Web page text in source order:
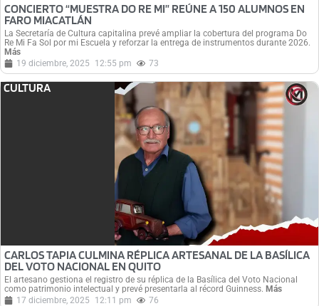
CONCIERTO “MUESTRA DO RE MI” REÚNE A 150 ALUMNOS EN
FARO MIACATLÁN
La Secretaría de Cultura capitalina prevé ampliar la cobertura del programa Do
Re Mi Fa Sol por mi Escuela y reforzar la entrega de instrumentos durante 2026.
Más
19 diciembre, 2025
12:55 pm 73
CULTURA
CARLOS TAPIA CULMINA RÉPLICA ARTESANAL DE LA BASÍLICA
DEL VOTO NACIONAL EN QUITO
El artesano gestiona el registro de su réplica de la Basílica del Voto Nacional
como patrimonio intelectual y prevé presentarla al récord Guinness. Más
17 diciembre, 2025
12:11 pm 76